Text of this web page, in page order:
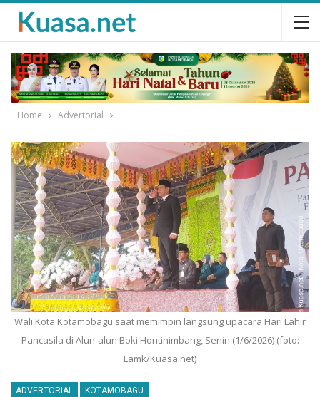
Home Advertorial
Wali Kota Kotamobagu saat memimpin langsung upacara Hari Lahir
Pancasila di Alun-alun Boki Hontinimbang, Senin (1/6/2026) (foto:
Lamk/Kuasa net)
ADVERTORIAL KOTAMOBAGU